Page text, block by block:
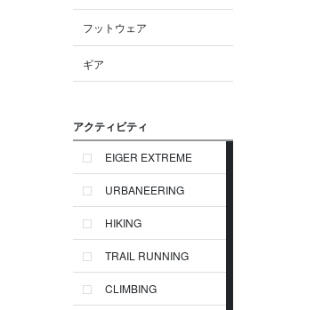
フットウェア
ギア
アクティビティ
EIGER EXTREME
URBANEERING
HIKING
TRAIL RUNNING
CLIMBING